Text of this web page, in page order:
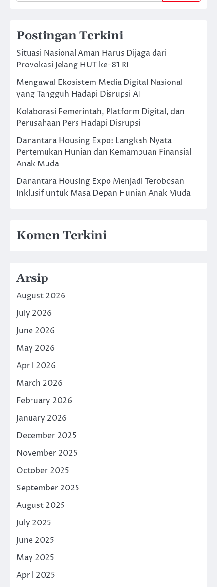
Postingan Terkini
Situasi Nasional Aman Harus Dijaga dari
Provokasi Jelang HUT ke-81 RI
Mengawal Ekosistem Media Digital Nasional
yang Tangguh Hadapi Disrupsi AI
Kolaborasi Pemerintah, Platform Digital, dan
Perusahaan Pers Hadapi Disrupsi
Danantara Housing Expo: Langkah Nyata
Pertemukan Hunian dan Kemampuan Finansial
Anak Muda
Danantara Housing Expo Menjadi Terobosan
Inklusif untuk Masa Depan Hunian Anak Muda
Komen Terkini
Arsip
August 2026
July 2026
June 2026
May 2026
April 2026
March 2026
February 2026
January 2026
December 2025
November 2025
October 2025
September 2025
August 2025
July 2025
June 2025
May 2025
April 2025